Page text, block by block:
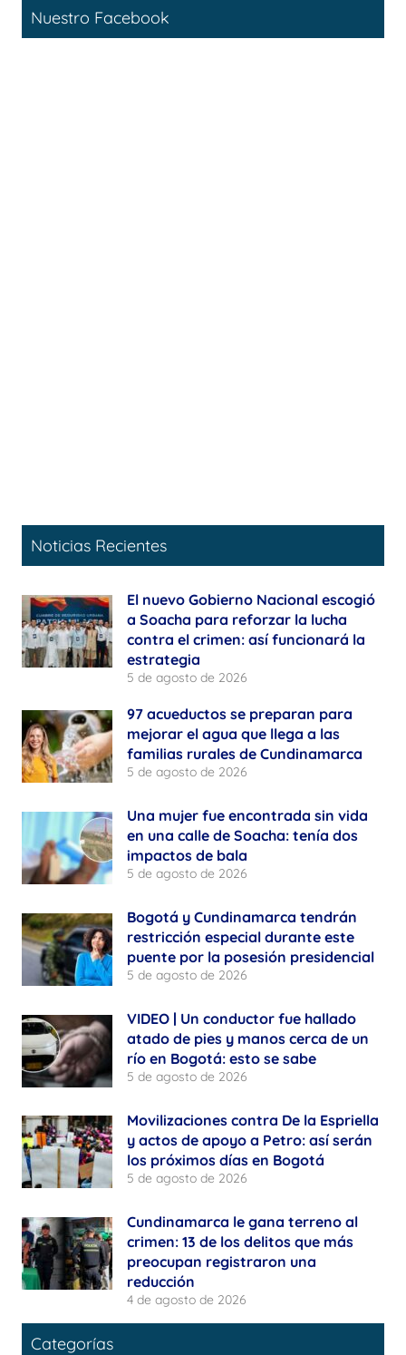
Nuestro Facebook
Noticias Recientes
El nuevo Gobierno Nacional escogió
a Soacha para reforzar la lucha
contra el crimen: así funcionará la
estrategia
5 de agosto de 2026
97 acueductos se preparan para
mejorar el agua que llega a las
familias rurales de Cundinamarca
5 de agosto de 2026
Una mujer fue encontrada sin vida
en una calle de Soacha: tenía dos
impactos de bala
5 de agosto de 2026
Bogotá y Cundinamarca tendrán
restricción especial durante este
puente por la posesión presidencial
5 de agosto de 2026
VIDEO | Un conductor fue hallado
atado de pies y manos cerca de un
río en Bogotá: esto se sabe
5 de agosto de 2026
Movilizaciones contra De la Espriella
y actos de apoyo a Petro: así serán
los próximos días en Bogotá
5 de agosto de 2026
Cundinamarca le gana terreno al
crimen: 13 de los delitos que más
preocupan registraron una
reducción
4 de agosto de 2026
Categorías